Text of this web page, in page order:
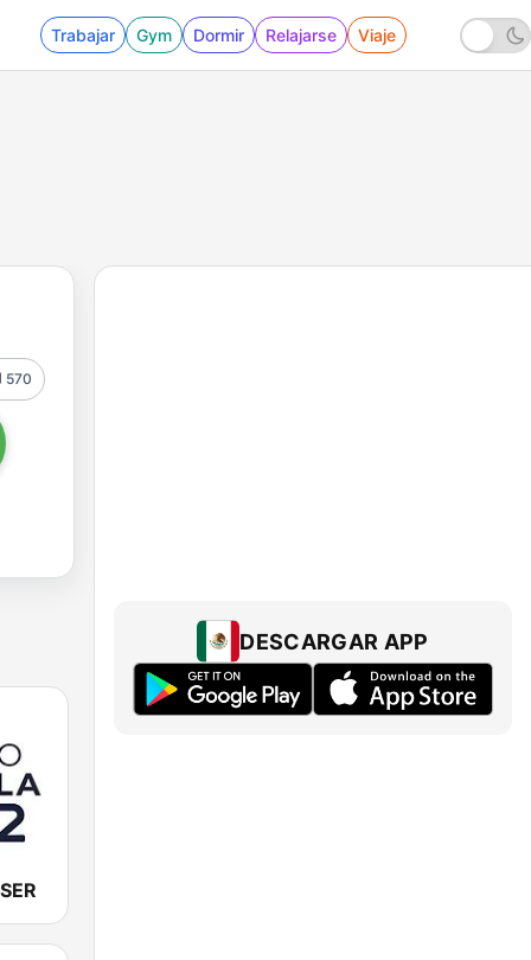
Trabajar Gym Dormir Relajarse Viaje
570
DESCARGAR APP